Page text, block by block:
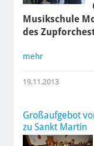
Musikschule
des
mehr
19.11.2013
Großaufgebot
zu Sankt Martin